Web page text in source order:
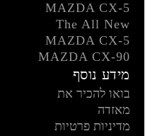
MAZDA CX-5
The All New
MAZDA CX-5
MAZDA CX-90
מידע נוסף
בואו להכיר את
מאזדה
מדיניות פרטיות